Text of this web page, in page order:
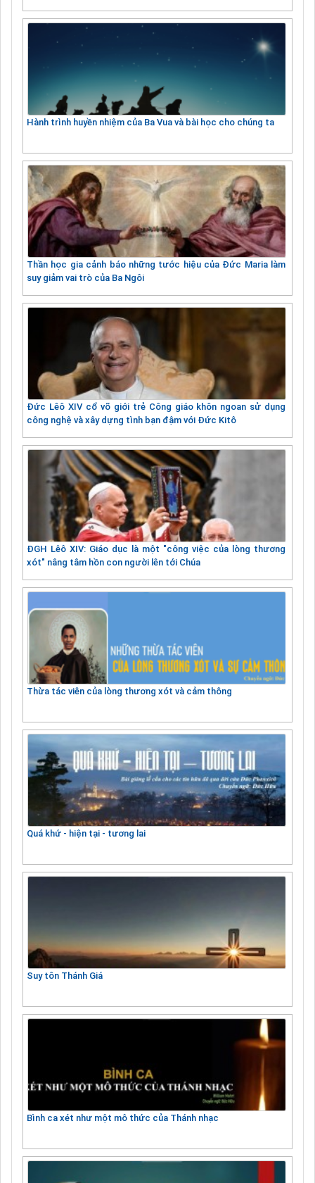
Hành trình huyền nhiệm của Ba Vua và bài học cho chúng ta
Thần học gia cảnh báo những tước hiệu của Đức Maria làm
suy giảm vai trò của Ba Ngôi
Đức Lêô XIV cổ võ giới trẻ Công giáo khôn ngoan sử dụng
công nghệ và xây dựng tình bạn đậm với Đức Kitô
ĐGH Lêô XIV: Giáo dục là một "công việc của lòng thương
xót" nâng tâm hồn con người lên tới Chúa
Thừa tác viên của lòng thương xót và cảm thông
Quá khứ - hiện tại - tương lai
Suy tôn Thánh Giá
Bình ca xét như một mô thức của Thánh nhạc